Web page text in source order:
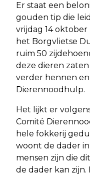
Er staat een
gouden tip die
vrijdag 14 oktober
het Borgvlietse
ruim 50
deze dieren
verder hennen
Dierennoodhulp.
Het lijkt er
Comité
hele fokkerij
woont de dader
mensen zijn die
de dader kan zijn.